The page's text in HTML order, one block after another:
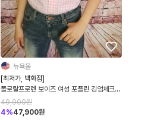
뉴욕몰
[최저가, 백화점]
폴로랄프로렌 보이즈 여성 포플린 깅엄체크
반팔 셔츠 핑크 44사이즈
49,900원
4%47,900원